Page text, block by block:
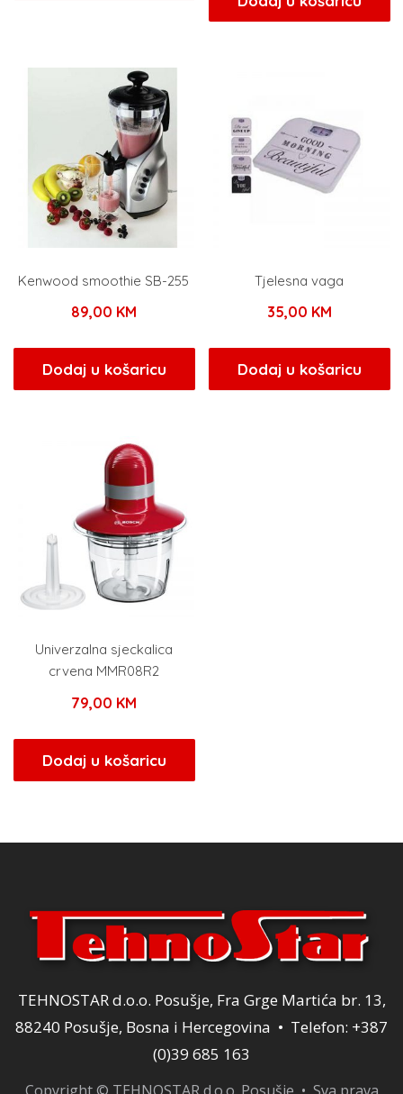
Kenwood smoothie SB-255
89,00 KM
Dodaj u košaricu
Tjelesna vaga
35,00 KM
Dodaj u košaricu
Univerzalna sjeckalica
crvena MMR08R2
79,00 KM
Dodaj u košaricu
TEHNOSTAR d.o.o. Posušje, Fra Grge Martića br. 13,
88240 Posušje, Bosna i Hercegovina • Telefon: +387
(0)39 685 163
Copyright © TEHNOSTAR d.o.o. Posušje • Sva prava